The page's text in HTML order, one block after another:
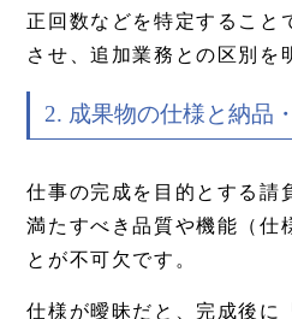
正回数などを特定すること
させ、追加業務との区別を
2. 成果物の仕様と納品
仕事の完成を目的とする請
満たすべき品質や機能（仕
とが不可欠です。
仕様が曖昧だと、完成後に